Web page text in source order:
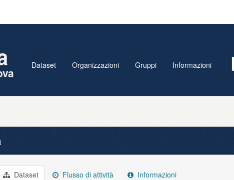
Dataset Organizzazioni Gruppi Informazioni
Dataset Flusso di attività Informazioni